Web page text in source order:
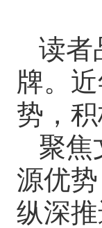
读者
牌。
势，
聚焦
源优
纵深